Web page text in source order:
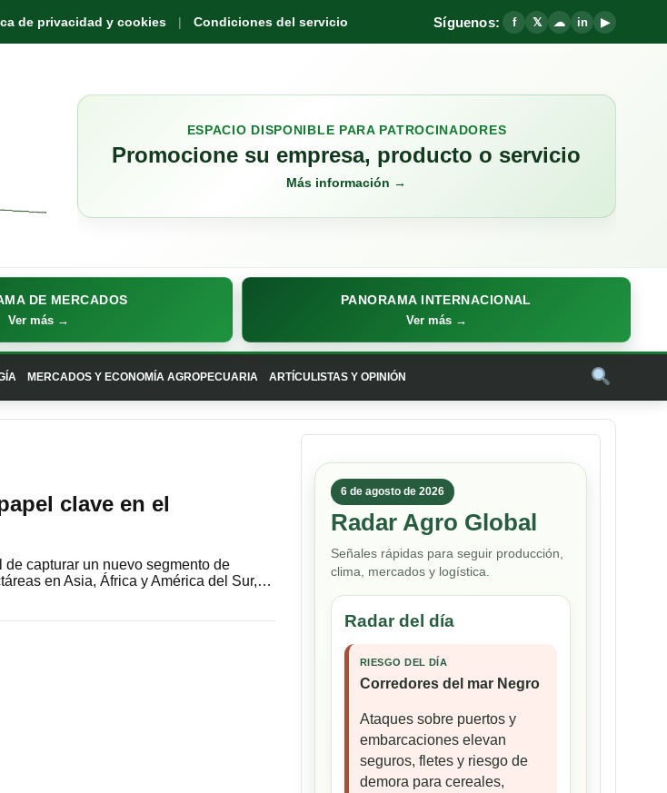
de privacidad y cookies Condiciones del servicio Síguenos: f 𝕏 ☁ in ▶
ESPACIO DISPONIBLE PARA PATROCINADORES
Promocione su empresa, producto o servicio
Más información →
DE MERCADOS
Ver más →
PANORAMA INTERNACIONAL
Ver más →
MERCADOS Y ECONOMÍA AGROPECUARIA ARTÍCULISTAS Y OPINIÓN
clave en el
capturar un nuevo segmento de
en Asia, África y América del Sur,…
6 de agosto de 2026
Radar Agro Global
Señales rápidas para seguir producción,
clima, mercados y logística.
Radar del día
RIESGO DEL DÍA
Corredores del mar Negro
Ataques sobre puertos y
embarcaciones elevan
seguros, fletes y riesgo de
demora para cereales,